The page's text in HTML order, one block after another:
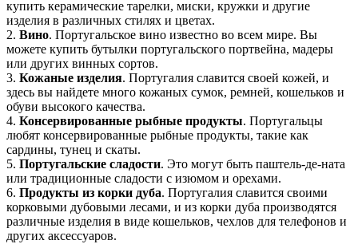
купить керамические тарелки, миски, кружки и другие
изделия в различных стилях и цветах.
2. Вино. Португальское вино известно во всем мире. Вы
можете купить бутылки португальского портвейна, мадеры
или других винных сортов.
3. Кожаные изделия. Португалия славится своей кожей, и
здесь вы найдете много кожаных сумок, ремней, кошельков и
обуви высокого качества.
4. Консервированные рыбные продукты. Португальцы
любят консервированные рыбные продукты, такие как
сардины, тунец и скаты.
5. Португальские сладости. Это могут быть паштель-де-ната
или традиционные сладости с изюмом и орехами.
6. Продукты из корки дуба. Португалия славится своими
корковыми дубовыми лесами, и из корки дуба производятся
различные изделия в виде кошельков, чехлов для телефонов и
других аксессуаров.